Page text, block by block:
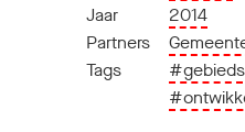
Jaar
2014
Partners
Tags